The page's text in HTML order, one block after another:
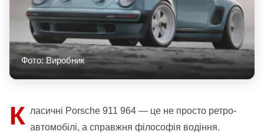
Фото: Виробник
К ласичні Porsche 911 964 — це не просто ретро-
автомобілі, а справжня філософія водіння.